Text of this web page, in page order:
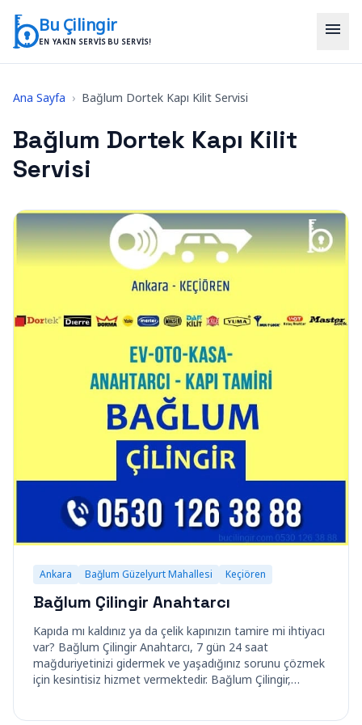
Bu Çilingir
EN YAKIN SERVIS BU SERVIS!
menu
Ana Sayfa › Bağlum Dortek Kapı Kilit Servisi
Bağlum Dortek Kapı Kilit
Servisi
Ankara Bağlum Güzelyurt Mahallesi Keçiören
Bağlum Çilingir Anahtarcı
Kapıda mı kaldınız ya da çelik kapınızın tamire mi ihtiyacı
var? Bağlum Çilingir Anahtarcı, 7 gün 24 saat
mağduriyetinizi gidermek ve yaşadığınız sorunu çözmek
için kesintisiz hizmet vermektedir. Bağlum Çilingir,…